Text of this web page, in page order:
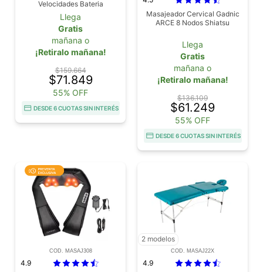
Velocidades Bateria
Recargable Pantalla Tactil 10
Cabezales
Llega
Gratis
mañana o
¡Retiralo mañana!
$159.664
$71.849
55% OFF
DESDE 6 CUOTAS SIN INTERÉS
Masajeador Cervical Gadnic
ARCE 8 Nodos Shiatsu
Llega
Gratis
mañana o
¡Retiralo mañana!
$136.109
$61.249
55% OFF
DESDE 6 CUOTAS SIN INTERÉS
COD. MASAJ308
4.9
2 modelos
COD. MASAJ22X
4.9